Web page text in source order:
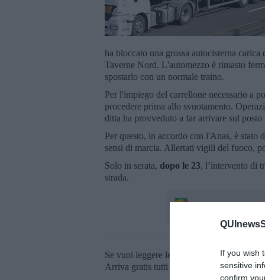
If you wish
sensitive
confirm
ha bloccato una grossa autocisterna carica
Taverne Nord. L'automezzo è rimasto
spostarlo con un normale traino.
Per l'impiego del carrellone necessario a
procedere prima allo svuotamento.
ditta ha provveduto a far arrivare sul
Per questo, in accordo con l'Anas, è
sensi di marcia. Allertati vigili del fuoco,
Solo in serata, dopo le 23, l’intervento di
strada.
Se vuoi leggere le notizie principali della
Arriva gratis tutti i giorni alle 20:00